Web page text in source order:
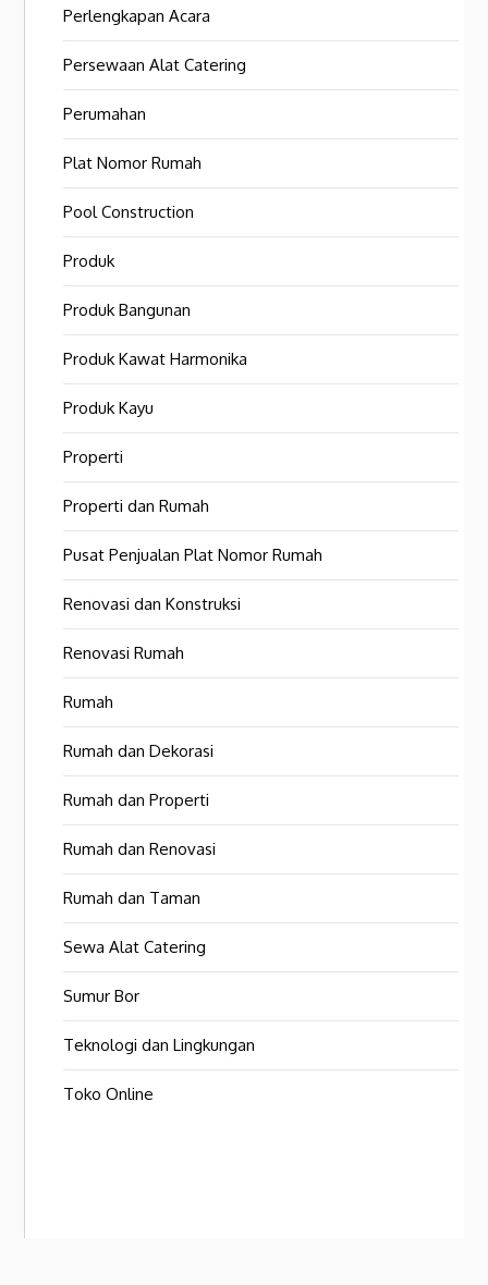
Perlengkapan Acara
Persewaan Alat Catering
Perumahan
Plat Nomor Rumah
Pool Construction
Produk
Produk Bangunan
Produk Kawat Harmonika
Produk Kayu
Properti
Properti dan Rumah
Pusat Penjualan Plat Nomor Rumah
Renovasi dan Konstruksi
Renovasi Rumah
Rumah
Rumah dan Dekorasi
Rumah dan Properti
Rumah dan Renovasi
Rumah dan Taman
Sewa Alat Catering
Sumur Bor
Teknologi dan Lingkungan
Toko Online